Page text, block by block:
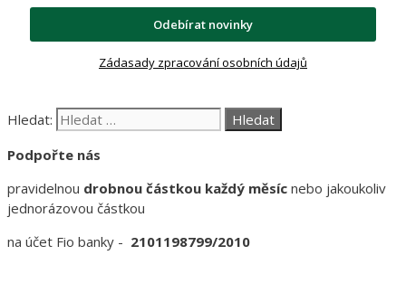
Odebírat novinky
Zádasady zpracování osobních údajů
Hledat:
Podpořte nás
pravidelnou drobnou částkou každý měsíc nebo jakoukoliv
jednorázovou částkou
na účet Fio banky - 2101198799/2010